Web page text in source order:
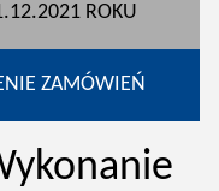
ROKU
ZAMÓWIEŃ